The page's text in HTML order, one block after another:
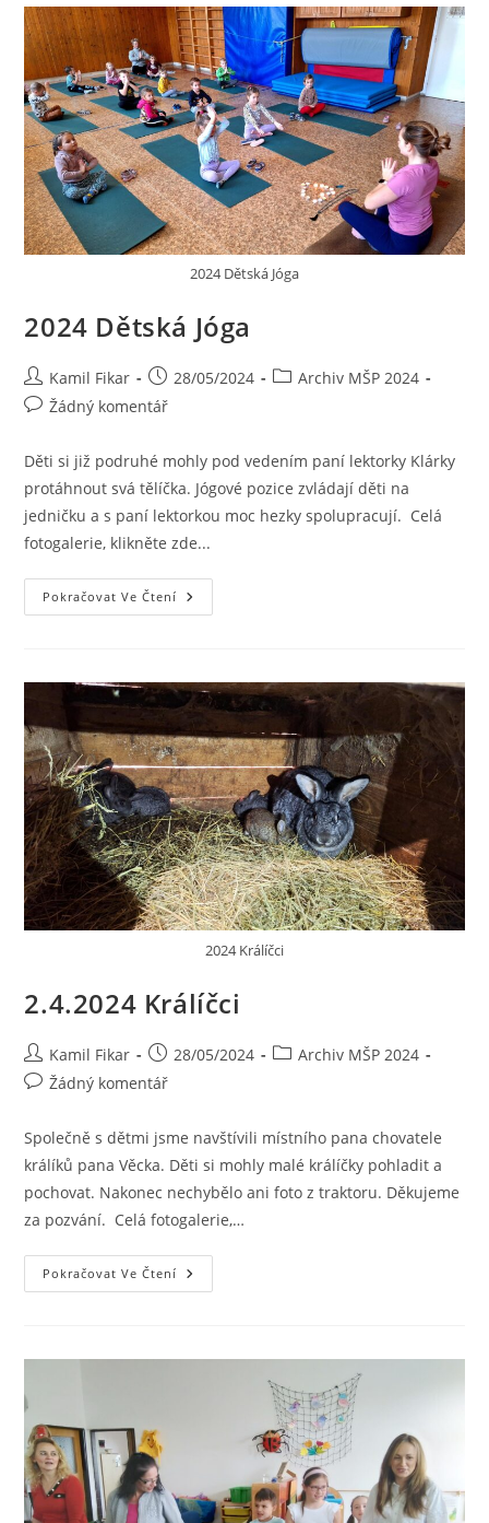
2024 Dětská Jóga
2024 Dětská Jóga
Kamil Fikar 28/05/2024
Archiv MŠP 2024
Žádný komentář
Děti si již podruhé mohly pod vedením paní lektorky Klárky
protáhnout svá tělíčka. Jógové pozice zvládají děti na
jedničku a s paní lektorkou moc hezky spolupracují. Celá
fotogalerie, klikněte zde...
Pokračovat Ve Čtení
2024 Králíčci
2.4.2024 Králíčci
Kamil Fikar 28/05/2024
Archiv MŠP 2024
Žádný komentář
Společně s dětmi jsme navštívili místního pana chovatele
králíků pana Věcka. Děti si mohly malé králíčky pohladit a
pochovat. Nakonec nechybělo ani foto z traktoru. Děkujeme
za pozvání. Celá fotogalerie,…
Pokračovat Ve Čtení